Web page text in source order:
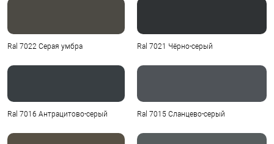
Ral 7022 Серая умбра Ral 7021 Чёрно-серый
Ral 7016 Антрацитово-серый Ral 7015 Сланцево-серый